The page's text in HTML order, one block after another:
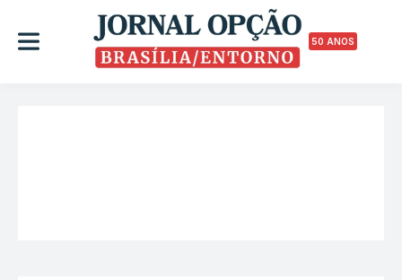
50 ANOS